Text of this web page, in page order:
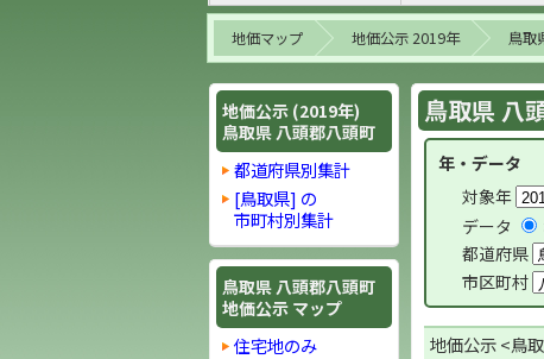
地価マップ 地価公示 2019年 鳥取
地価公示 (2019年)
鳥取県 八頭郡八頭町
都道府県別集計
[鳥取県] の
市町村別集計
鳥取県 八頭郡八頭町
地価公示 マップ
住宅地のみ
鳥取県 八
年・データ
対象年
データ
都道府県
市区町村
地価公示 <鳥